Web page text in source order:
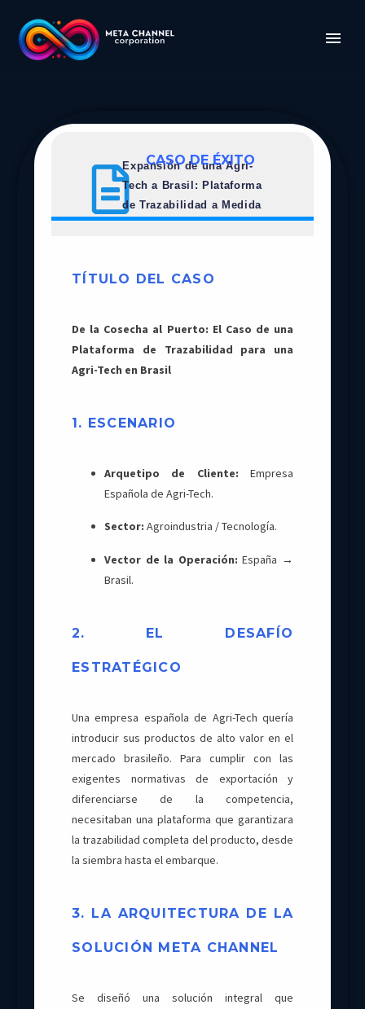
CASO DE ÉXITO
Expansión de una Agri-
Tech a Brasil: Plataforma
de Trazabilidad a Medida
TÍTULO DEL CASO
De la Cosecha al Puerto: El Caso de una
Plataforma de Trazabilidad para una
Agri-Tech en Brasil
1. ESCENARIO
Arquetipo de Cliente: Empresa
Española de Agri-Tech.
Sector: Agroindustria / Tecnología.
Vector de la Operación: España →
Brasil.
2. EL DESAFÍO
ESTRATÉGICO
Una empresa española de Agri-Tech quería
introducir sus productos de alto valor en el
mercado brasileño. Para cumplir con las
exigentes normativas de exportación y
diferenciarse de la competencia,
necesitaban una plataforma que garantizara
la trazabilidad completa del producto, desde
la siembra hasta el embarque.
3. LA ARQUITECTURA DE LA
SOLUCIÓN META CHANNEL
Se diseñó una solución integral que